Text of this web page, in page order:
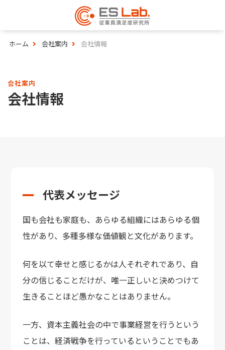
ホーム 会社案内 会社情報
会社案内
会社情報
代表メッセージ
国も会社も家庭も、あらゆる組織にはあらゆる個
性があり、 多種多様な価値観と文化があります。
何を以て幸せと感じるかは人それぞれであり、 自
分の信じることだけが、 唯一正しいと決めつけて
生きることほど愚かなことはありません。
一方、資本主義社会の中で事業経営を行うという
ことは、 経済戦争を行っているということでもあ